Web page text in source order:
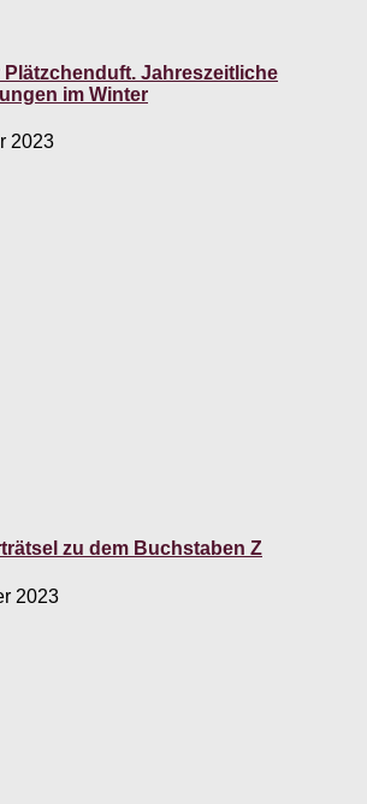
Plätzchenduft. Jahreszeitliche
im Winter
2023
zu dem Buchstaben Z
2023